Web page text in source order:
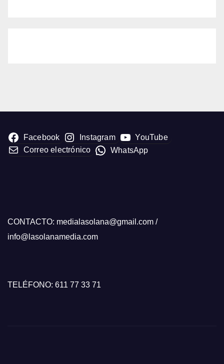
Facebook Instagram
YouTube
Correo electrónico
WhatsApp
CONTACTO: medialasolana@gmail.com /
info@lasolanamedia.com
TELÉFONO: 611 77 33 71